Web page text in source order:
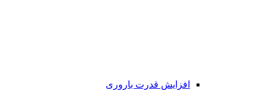
افزایش قدرت باروری